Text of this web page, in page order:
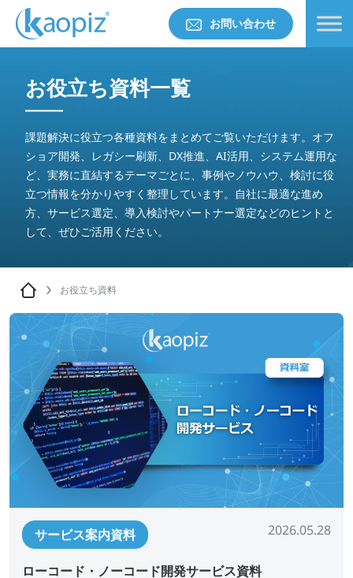
お問い合わせ
お役立ち資料一覧
課題解決に役立つ各種資料をまとめてご覧いただけます。オフ
ショア開発、レガシー刷新、DX推進、AI活用、システム運用な
ど、実務に直結するテーマごとに、事例やノウハウ、検討に役
立つ情報を分かりやすく整理しています。自社に最適な進め
方、サービス選定、導入検討やパートナー選定などのヒントと
して、ぜひご活用ください。
お役立ち資料
サービス案内資料 2026.05.28
ローコード・ノーコード開発サービス資料